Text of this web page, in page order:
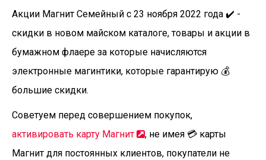
Акции Магнит Семейный с 23 ноября 2022 года ✔️ -
скидки в новом майском каталоге, товары и акции в
бумажном флаере за которые начисляются
электронные магинтики, которые гарантирую 💰
большие скидки.
Советуем перед совершением покупок,
активировать карту Магнит
, не имея 💳 карты
Магнит для постоянных клиентов, покупатели не